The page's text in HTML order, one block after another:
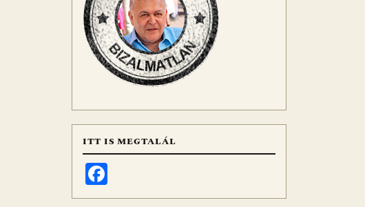
ITT IS MEGTALÁL